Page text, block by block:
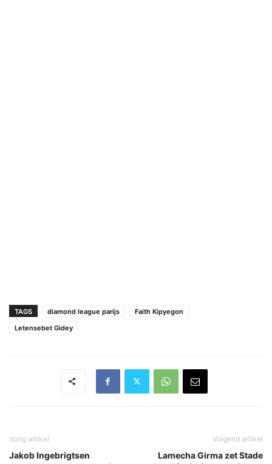
TAGS diamond league parijs
Faith Kipyegon
Letensebet Gidey
Vorig artikel
Jakob Ingebrigtsen
Volgend artikel
Lamecha Girma zet Stade